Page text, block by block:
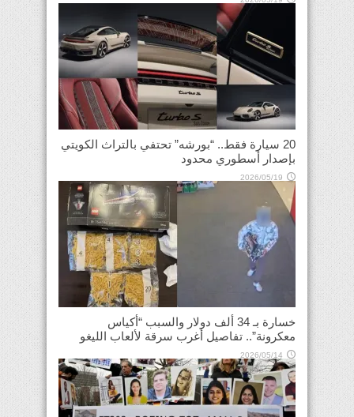
20 سيارة فقط.. “بورشه” تحتفي بالتراث الكويتي
بإصدار أسطوري محدود
2026/05/19
خسارة بـ 34 ألف دولار والسبب “أكياس
معكرونة”.. تفاصيل أغرب سرقة لألعاب الليغو
2026/05/14